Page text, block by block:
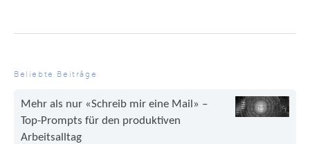
Beliebte Beiträge
Mehr als nur «Schreib mir eine Mail» –
Top-Prompts für den produktiven
Arbeitsalltag